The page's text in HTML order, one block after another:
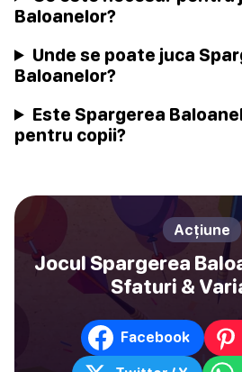
Baloanelor?
Unde se poate juca
Baloanelor?
Este Spargerea
pentru copii?
Acțiune
Jocul Spargerea
Sfaturi &
Facebook